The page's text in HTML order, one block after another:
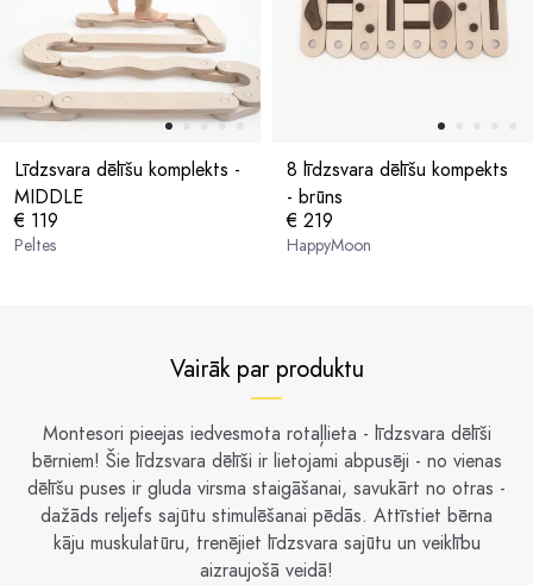
Līdzsvara dēlīšu komplekts -
MIDDLE
€ 119
Peltes
8 līdzsvara dēlīšu kompekts
- brūns
€ 219
HappyMoon
Vairāk par produktu
Montesori pieejas iedvesmota rotaļlieta - līdzsvara dēlīši
bērniem! Šie līdzsvara dēlīši ir lietojami abpusēji - no vienas
dēlīšu puses ir gluda virsma staigāšanai, savukārt no otras -
dažāds reljefs sajūtu stimulēšanai pēdās. Attīstiet bērna
kāju muskulatūru, trenējiet līdzsvara sajūtu un veiklību
aizraujošā veidā!